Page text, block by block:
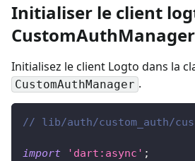
Initialiser le client
CustomAuthManager
Initialisez le client Logto dans la
CustomAuthManager .
// lib/auth/custom_auth/
import 'dart:async' ;